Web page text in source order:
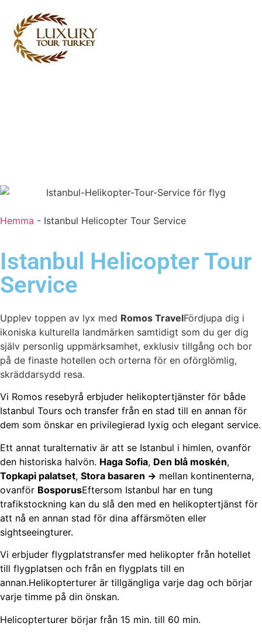
Hemma - Istanbul Helicopter Tour Service
Istanbul Helicopter Tour
Service
Upplev toppen av lyx med Romos TravelFördjupa dig i
ikoniska kulturella landmärken samtidigt som du ger dig
själv personlig uppmärksamhet, exklusiv tillgång och bor
på de finaste hotellen och orterna för en oförglömlig,
skräddarsydd resa.
Vi Romos resebyrå erbjuder helikoptertjänster för både
Istanbul Tours och transfer från en stad till en annan för
dem som önskar en privilegierad lyxig och elegant service.
Ett annat turalternativ är att se Istanbul i himlen, ovanför
den historiska halvön. Haga Sofia, Den blå moskén,
Topkapi palatset, Stora basaren → mellan kontinenterna,
ovanför BosporusEftersom Istanbul har en tung
trafikstockning kan du slå den med en helikoptertjänst för
att nå en annan stad för dina affärsmöten eller
sightseeingturer.
Vi erbjuder flygplatstransfer med helikopter från hotellet
till flygplatsen och från en flygplats till en
annan.Helikopterturer är tillgängliga varje dag och börjar
varje timme på din önskan.
Helicopterturer börjar från 15 min. till 60 min.